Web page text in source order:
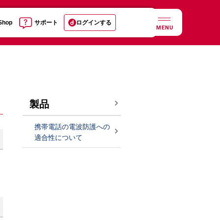
サポート ログインする
MENU
製品
携帯電話の電波防護への
適合性について